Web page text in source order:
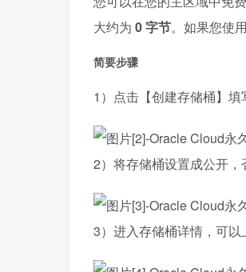
大约为 0 字节。如果您使
简要步骤
1）点击【创建存储桶】填
2）将存储桶设置成公开，
3）进入存储桶详情，可以